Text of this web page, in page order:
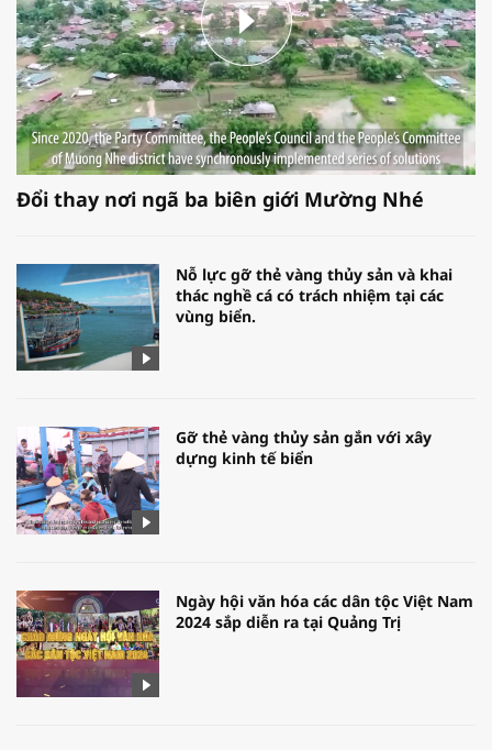
Đổi thay nơi ngã ba biên giới Mường Nhé
Nỗ lực gỡ thẻ vàng thủy sản và khai
thác nghề cá có trách nhiệm tại các
vùng biển.
Gỡ thẻ vàng thủy sản gắn với xây
dựng kinh tế biển
Ngày hội văn hóa các dân tộc Việt Nam
2024 sắp diễn ra tại Quảng Trị